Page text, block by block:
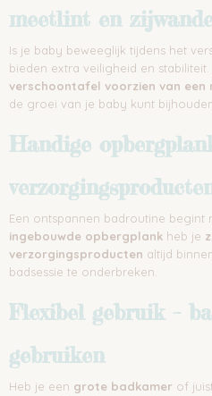
meetlint en
Is je baby beweeglijk tijdens het
bieden extra veiligheid en
verschoontafel voorzien van een
de groei van je baby kunt
Handige
Een ontspannen badroutine begint
ingebouwde opbergplank heb je
verzorgingsproducten altijd
badsessie te onderbreken.
Flexibel gebruik –
gebruiken
Heb je een grote badkamer of